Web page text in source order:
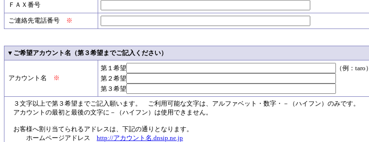
ＦＡＸ番号
ご連絡先電話番号 ※
▼ご希望アカウント名（第３希望までご記入ください）
アカウント名 ※
第１希望
（例：taro）
第２希望
第３希望
３文字以上で第３希望までご記入願います。 ご利用可能な文字は、アルファベット・数字・－（ハイフン）のみです。
アカウントの最初と最後の文字に－（ハイフン）は使用できません。
お客様へ割り当てられるアドレスは、下記の通りとなります。
ホームページアドレス http://アカウント名.dnsip.ne.jp